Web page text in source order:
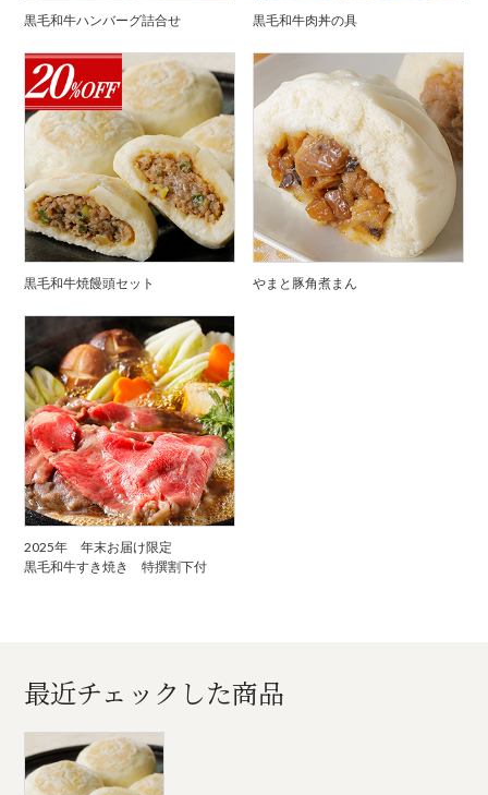
黒毛和牛ハンバーグ詰合せ 黒毛和牛肉丼の具
黒毛和牛焼饅頭セット やまと豚角煮まん
2025年 年末お届け限定
黒毛和牛すき焼き 特撰割下付
最近チェックした商品